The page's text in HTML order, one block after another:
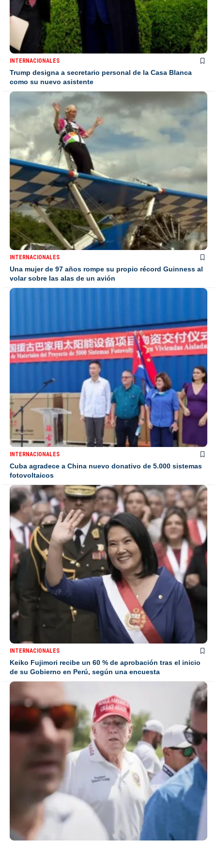
INTERNACIONALES
Trump designa a secretario personal de la Casa Blanca
como su nuevo asistente
INTERNACIONALES
Una mujer de 97 años rompe su propio récord Guinness al
volar sobre las alas de un avión
INTERNACIONALES
Cuba agradece a China nuevo donativo de 5.000 sistemas
fotovoltaicos
INTERNACIONALES
Keiko Fujimori recibe un 60 % de aprobación tras el inicio
de su Gobierno en Perú, según una encuesta